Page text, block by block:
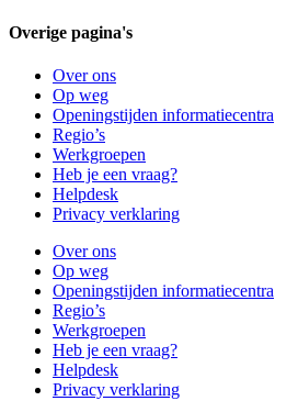
Overige pagina's
Over ons
Op weg
Openingstijden informatiecentra
Regio’s
Werkgroepen
Heb je een vraag?
Helpdesk
Privacy verklaring
Over ons
Op weg
Openingstijden informatiecentra
Regio’s
Werkgroepen
Heb je een vraag?
Helpdesk
Privacy verklaring